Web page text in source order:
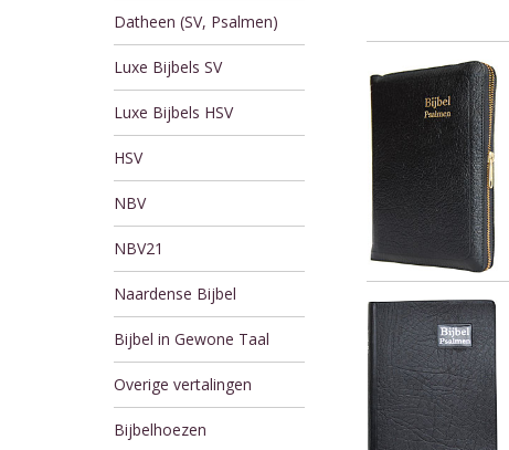
Datheen (SV, Psalmen)
Luxe Bijbels SV
Luxe Bijbels HSV
HSV
NBV
NBV21
Naardense Bijbel
Bijbel in Gewone Taal
Overige vertalingen
Bijbelhoezen